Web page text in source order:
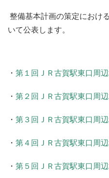
整備基本計画の策定におけ
いて公表します。
・ 第１回ＪＲ古賀駅東口周
・ 第２回ＪＲ古賀駅東口周
・ 第３回ＪＲ古賀駅東口周
・ 第４回ＪＲ古賀駅東口周
・ 第５回ＪＲ古賀駅東口周